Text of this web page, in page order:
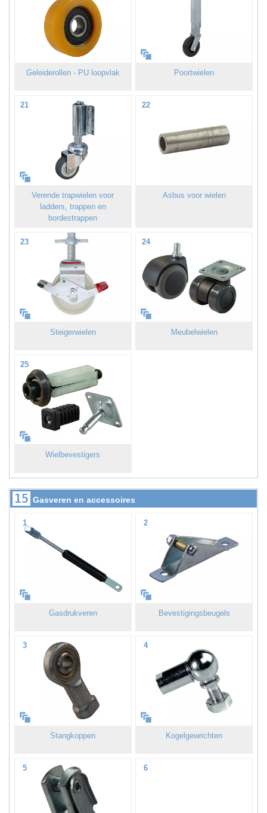
Geleiderollen - PU loopvlak Poortwielen
21
Verende trapwielen voor
ladders, trappen en
bordestrappen
22
Asbus voor wielen
23
Steigerwielen
24
Meubelwielen
25
Wielbevestigers
15 Gasveren en accessoires
1
Gasdrukveren
2
Bevestigingsbeugels
3
Stangkoppen
4
Kogelgewrichten
5 6